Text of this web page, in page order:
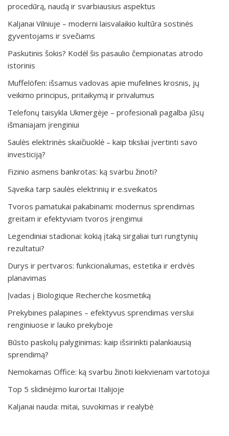
procedūrą, naudą ir svarbiausius aspektus
Kaljanai Vilniuje – moderni laisvalaikio kultūra sostinės
gyventojams ir svečiams
Paskutinis šokis? Kodėl šis pasaulio čempionatas atrodo
istorinis
Muffelöfen: išsamus vadovas apie mufelines krosnis, jų
veikimo principus, pritaikymą ir privalumus
Telefonų taisykla Ukmergėje – profesionali pagalba jūsų
išmaniajam įrenginiui
Saulės elektrinės skaičiuoklė – kaip tiksliai įvertinti savo
investiciją?
Fizinio asmens bankrotas: ką svarbu žinoti?
Sąveika tarp saulės elektrinių ir e.sveikatos
Tvoros pamatukai pakabinami: modernus sprendimas
greitam ir efektyviam tvoros įrengimui
Legendiniai stadionai: kokią įtaką sirgaliai turi rungtynių
rezultatui?
Durys ir pertvaros: funkcionalumas, estetika ir erdvės
planavimas
Įvadas į Biologique Recherche kosmetiką
Prekybines palapines – efektyvus sprendimas verslui
renginiuose ir lauko prekyboje
Būsto paskolų palyginimas: kaip išsirinkti palankiausią
sprendimą?
Nemokamas Office: ką svarbu žinoti kiekvienam vartotojui
Top 5 slidinėjimo kurortai Italijoje
Kaljanai nauda: mitai, suvokimas ir realybė